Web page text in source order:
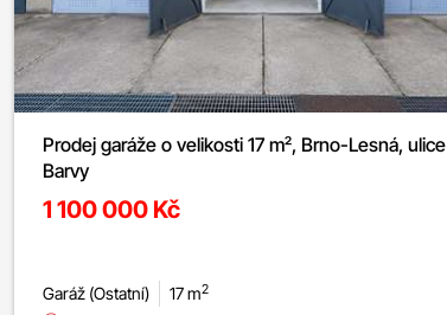
Prodej garáže o velikosti 17 m², Brno-Lesná, ulice
Barvy
1 100 000 Kč
Garáž (Ostatní) 17 m2